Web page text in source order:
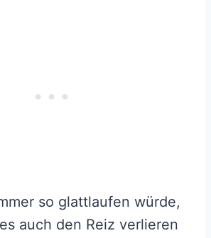
so glattlaufen würde,
auch den Reiz verlieren